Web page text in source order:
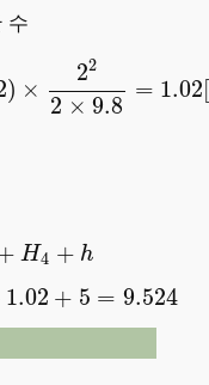
수
) ×
22
2 × 9.8
= 1.02
9.8
H4 + h
H 4+
1.02 + 5 = 9.524
1.02+ 5 =9.524